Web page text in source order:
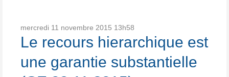
mercredi 11 novembre 2015 13h58
Le recours hierarchique est
une garantie substantielle